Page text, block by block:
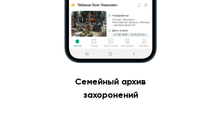
Семейный архив
захоронений